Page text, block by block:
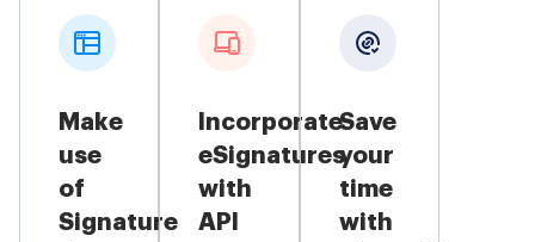
Make
use
of
Signature
Incorporate
eSignatures
with
API
Save
your
time
with